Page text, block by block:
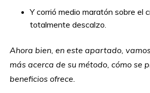
Y corrió medio maratón sobre el
totalmente descalzo.
Ahora bien, en este apartado,
más acerca de su método, cómo se
beneficios ofrece.